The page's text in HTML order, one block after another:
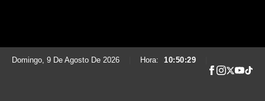
Domingo, 9 De Agosto De 2026 Hora: 10:50:30